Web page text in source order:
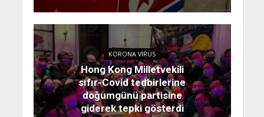
KORONA VIRÜS
Hong Kong Milletvekili
sıfır-Covid tedbirlerine
doğumgünü partisine
giderek tepki gösterdi